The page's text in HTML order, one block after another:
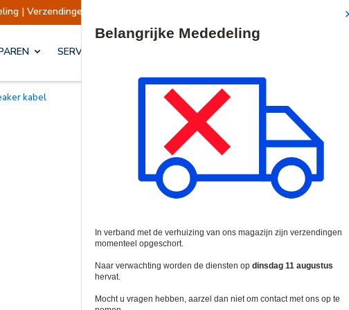
opgeschort Verzendingen worden op
SERVICES & OPLOSSINGEN
kabel